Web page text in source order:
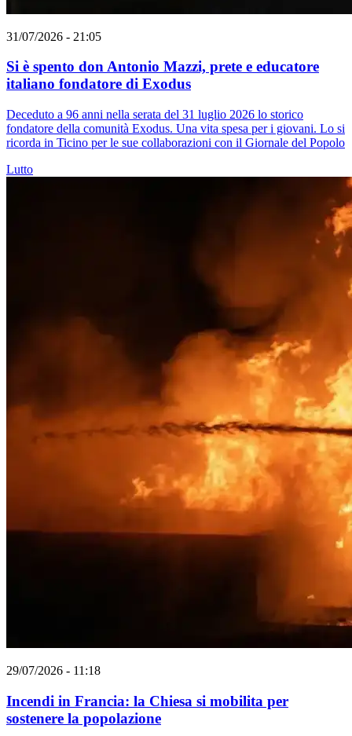
31/07/2026 - 21:05
Si è spento don Antonio Mazzi, prete e educatore
italiano fondatore di Exodus
Deceduto a 96 anni nella serata del 31 luglio 2026 lo storico
fondatore della comunità Exodus. Una vita spesa per i giovani. Lo si
ricorda in Ticino per le sue collaborazioni con il Giornale del Popolo
Lutto
29/07/2026 - 11:18
Incendi in Francia: la Chiesa si mobilita per
sostenere la popolazione